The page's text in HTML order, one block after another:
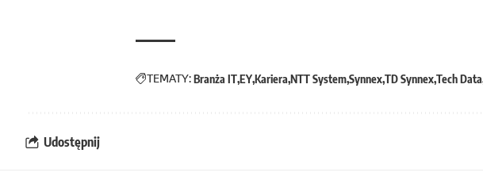
TEMATY:Branża ITEYKariera NTT SystemSynnexTD SynnexTech Data
Udostępnij